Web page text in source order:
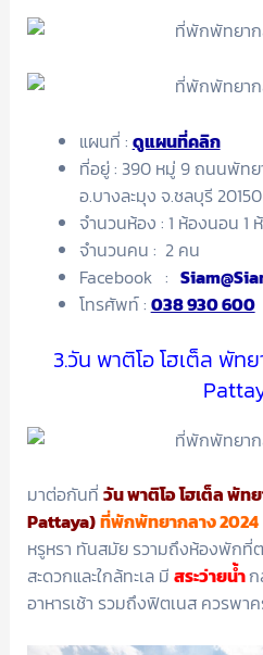
แผนที่ : ดูแผนที่คลิก
ที่อยู่ : 390 หมู่ 9 ถนนพัท
อ.บางละมุง จ.ชลบุรี 20150
จำนวนห้อง : 1 ห้องนอน 1
จำนวนคน : 2 คน
Facebook :
โทรศัพท์ : 038 930 600
3.วัน พาติโอ โฮเต็ล พัท
มาต่อกันที่ วัน พาติโอ โฮเต็ล พัท
Pattaya)ที่พักพัทยากลาง 2024
หรูหรา ทันสมัย รวามถึงห้องพักที่
สะดวกและใกล้ทะเล มี สระว่ายน้ำก
อาหารเช้า รวมถึงฟิตเนส ควรพ